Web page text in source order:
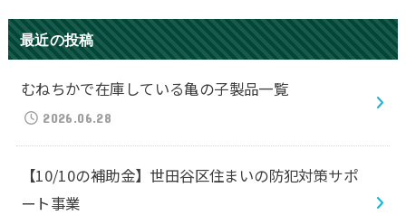
最近の投稿
むねちかで在庫している亀の子製品一覧
2026.06.28
【10/10の補助金】世田谷区住まいの防犯対策サポ
ート事業